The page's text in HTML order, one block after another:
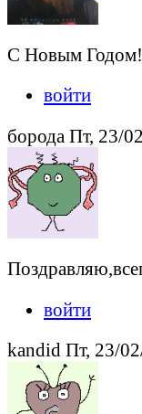
С Новым Годом!
войти
борода Пт, 23/
войти
kandid Пт, 23/